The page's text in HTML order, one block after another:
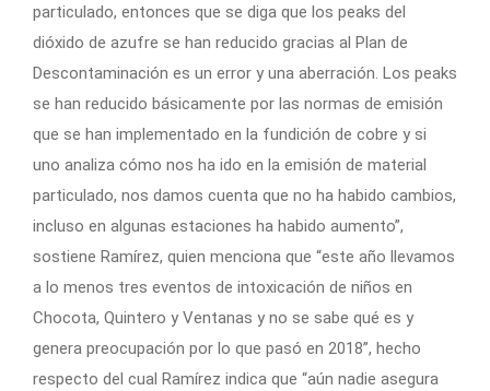
particulado, entonces que se diga que los peaks del
dióxido de azufre se han reducido gracias al Plan de
Descontaminación es un error y una aberración. Los peaks
se han reducido básicamente por las normas de emisión
que se han implementado en la fundición de cobre y si
uno analiza cómo nos ha ido en la emisión de material
particulado, nos damos cuenta que no ha habido cambios,
incluso en algunas estaciones ha habido aumento”,
sostiene Ramírez, quien menciona que “este año llevamos
a lo menos tres eventos de intoxicación de niños en
Chocota, Quintero y Ventanas y no se sabe qué es y
genera preocupación por lo que pasó en 2018”, hecho
respecto del cual Ramírez indica que “aún nadie asegura